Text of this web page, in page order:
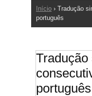
Você
Início › Tradução
português
português